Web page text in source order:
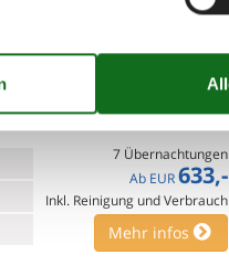
7 Übernachtungen
Ab EUR 633,-
Inkl. Reinigung und Verbrauch
Mehr infos